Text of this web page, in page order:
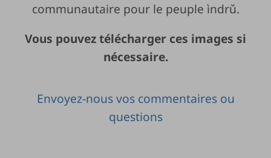
communautaire pour le peuple ìndrǔ.
Vous pouvez télécharger ces images si
nécessaire.
Envoyez-nous vos commentaires ou
questions